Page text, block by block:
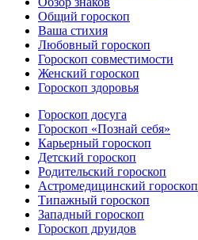
Общий гороскоп
Ваша стихия
Любовный гороскоп
Гороскоп совместимости
Женский гороскоп
Гороскоп здоровья
Гороскоп досуга
Гороскоп «Познай себя»
Карьерный гороскоп
Детский гороскоп
Родительский гороскоп
Астромедицинский гороскоп
Типажный гороскоп
Западный гороскоп
Гороскоп друидов